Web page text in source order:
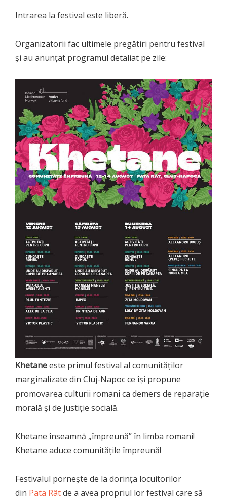
Intrarea la festival este liberă.
Organizatorii fac ultimele pregătiri pentru festival
şi au anunţat programul detaliat pe zile:
Khetaneeste primul festival al comunităților
marginalizate din Cluj-Napoc ce își propune
promovarea culturii romani ca demers de reparație
morală și de justiție socială.
Khetane înseamnă „împreună” în limba romani!
Khetane aduce comunitățile împreună!
Festivalul pornește de la dorința locuitorilor
din Pata Râtde a avea propriul lor festival care să